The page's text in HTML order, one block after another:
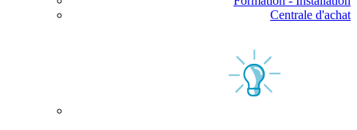
Centrale d'achat